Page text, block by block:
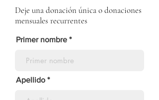
Deje una donación única o donaciones
mensuales recurrentes
Primer nombre
Apellido